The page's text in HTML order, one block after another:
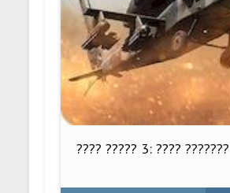
???? ????? 3: ???? ???????